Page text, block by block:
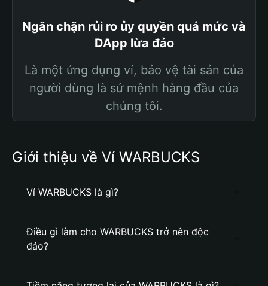
Ngăn chặn rủi ro ủy quyền quá mức và
DApp lừa đảo
Là một ứng dụng ví, bảo vệ tài sản của
người dùng là sứ mệnh hàng đầu của
chúng tôi.
Giới thiệu về Ví WARBUCKS
Ví WARBUCKS là gì?
Điều gì làm cho WARBUCKS trở nên độc
đáo?